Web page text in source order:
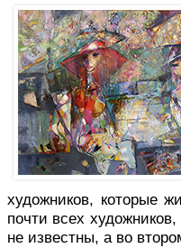
художников, которые
почти всех
не известны, а во